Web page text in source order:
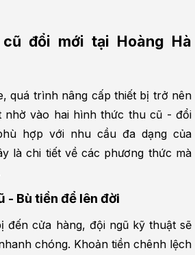
đổi mới tại Hoàng Hà
quá trình nâng cấp thiết bị trở nên
nhờ vào hai hình thức thu cũ - đổi
hợp với nhu cầu đa dạng của
là chi tiết về các phương thức mà
- Bù tiền để lên đời
đến cửa hàng, đội ngũ kỹ thuật sẽ
chóng. Khoản tiền chênh lệch